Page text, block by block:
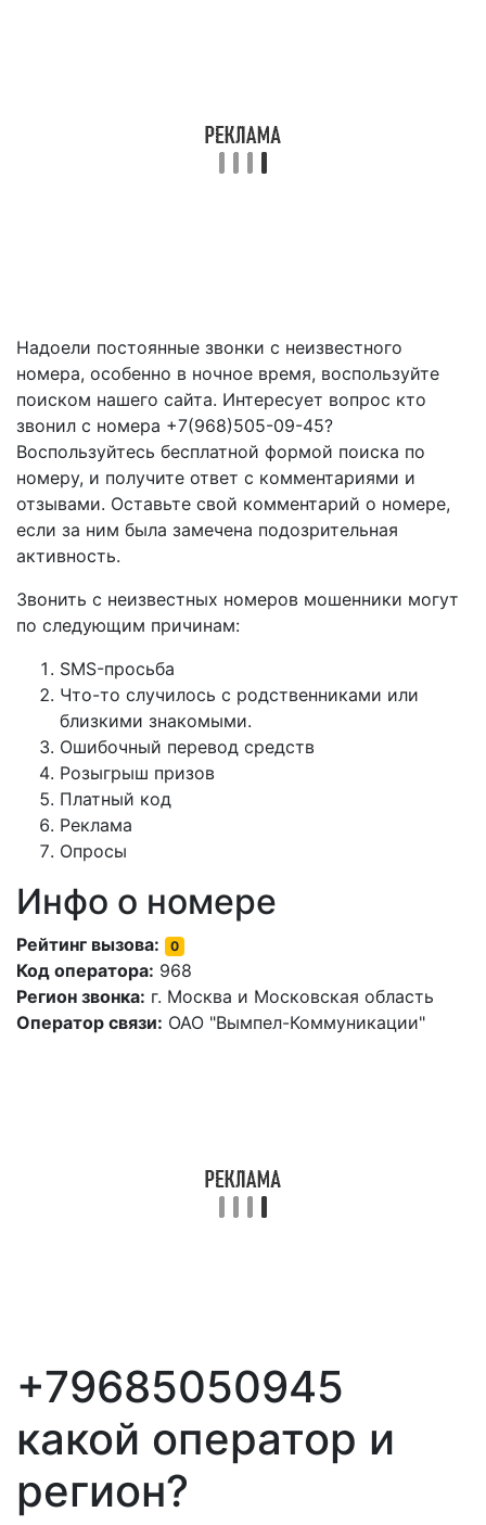
Надоели постоянные звонки с неизвестного
номера, особенно в ночное время, воспользуйте
поиском нашего сайта. Интересует вопрос кто
звонил с номера +7(968)505-09-45?
Воспользуйтесь бесплатной формой поиска по
номеру, и получите ответ с комментариями и
отзывами. Оставьте свой комментарий о номере,
если за ним была замечена подозрительная
активность.
Звонить с неизвестных номеров мошенники могут
по следующим причинам:
SMS-просьба
Что-то случилось с родственниками или
близкими знакомыми.
Ошибочный перевод средств
Розыгрыш призов
Платный код
Реклама
Опросы
Инфо о номере
Рейтинг вызова: 0
Код оператора: 968
Регион звонка: г. Москва и Московская область
Оператор связи: ОАО "Вымпел-Коммуникации"
+79685050945
какой оператор и
регион?